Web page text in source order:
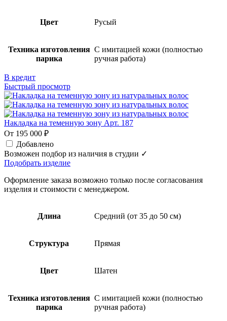
Цвет Русый
Техника изготовления
парика
С имитацией кожи (полностью
ручная работа)
В кредит
Быстрый просмотр
Накладка на теменную зону Арт. 187
От 195 000 ₽
Добавлено
Возможен подбор из наличия в студии ✓
Подобрать изделие
Оформление заказа возможно только после согласования
изделия и стоимости с менеджером.
Длина Средний (от 35 до 50 см)
Структура Прямая
Цвет Шатен
Техника изготовления
парика
С имитацией кожи (полностью
ручная работа)